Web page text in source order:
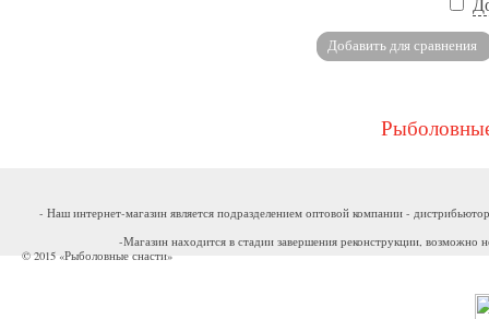
- Наш интернет-магазин является подразделением оптовой компании -
-Магазин находится в стадии завершения реконструкции, возможно
© 2015 «Рыболовные снасти»